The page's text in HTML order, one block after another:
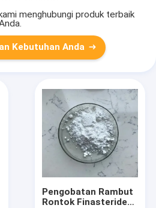
menghubungi produk terbaik
Kebutuhan Anda
Pengobatan Rambut
Rontok Finasteride